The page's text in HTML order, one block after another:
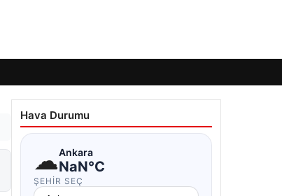
Hava Durumu
☁Ankara
NaN°C
ŞEHIR SEÇ